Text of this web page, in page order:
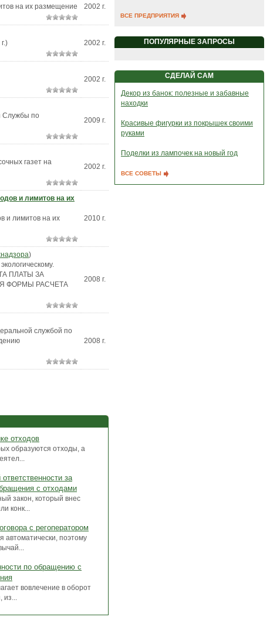
на их размещение
2002 г.
2002 г.
2002 г.
Службы по
2009 г.
газет на
2002 г.
и лимитов на их
и лимитов на их
2010 г.
)
ПЛАТЫ ЗА
ФОРМЫ РАСЧЕТА
2008 г.
службой по
2008 г.
отходов
образуются отходы, а
за
с отходами
закон, который внес
конк...
с регоператором
автоматически, поэтому
по обращению с
вовлечение в оборот
из...
ВСЕ ПРЕДПРИЯТИЯ
ПОПУЛЯРНЫЕ ЗАПРОСЫ
СДЕЛАЙ САМ
Декор из банок: полезные и забавные
находки
Красивые фигурки из покрышек своими
руками
Поделки из лампочек на новый год
ВСЕ СОВЕТЫ